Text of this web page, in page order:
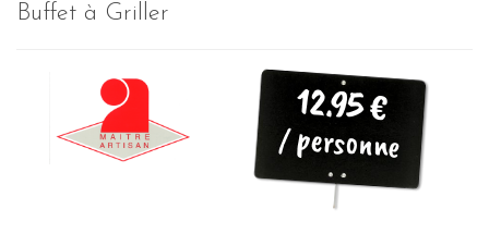
Buffet à Griller
12.95 €
/ personne